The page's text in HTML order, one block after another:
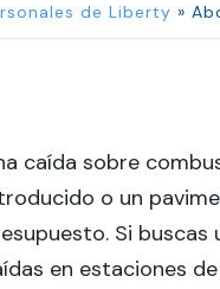
de Liberty »
caída sobre
o un
Si
en estaciones